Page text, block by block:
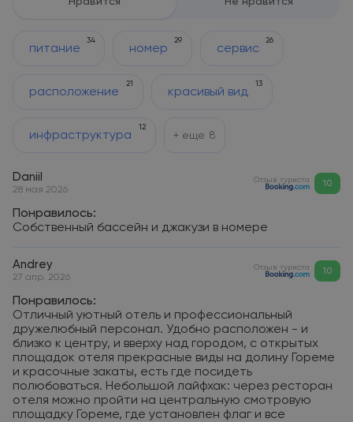
питание
34
номер
29
сервис
26
расположение
21
красивый вид
13
инфраструктура
12
+ еще 8
Daniil
28 мая 2026
Отзыв туриста 10
Понравилось:
Собственный бассейн и джакузи в номере
Andrey
27 апр. 2026
Отзыв туриста 10
Понравилось:
Отличный уютный отель и профессиональный
дружелюбный персонал. Удобно расположен - и
близко к центру, и вверху над городом, с открытых
площадок отеля прекрасные виды на долину Гореме
и красочные закаты, есть где посидеть
полюбоваться. Небольшой лайфхак: через ресторан
отеля можно пройти на центральную смотровую
площадку Гореме, где установлен флаг и все